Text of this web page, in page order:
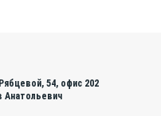
54, офис 202
Анатольевич